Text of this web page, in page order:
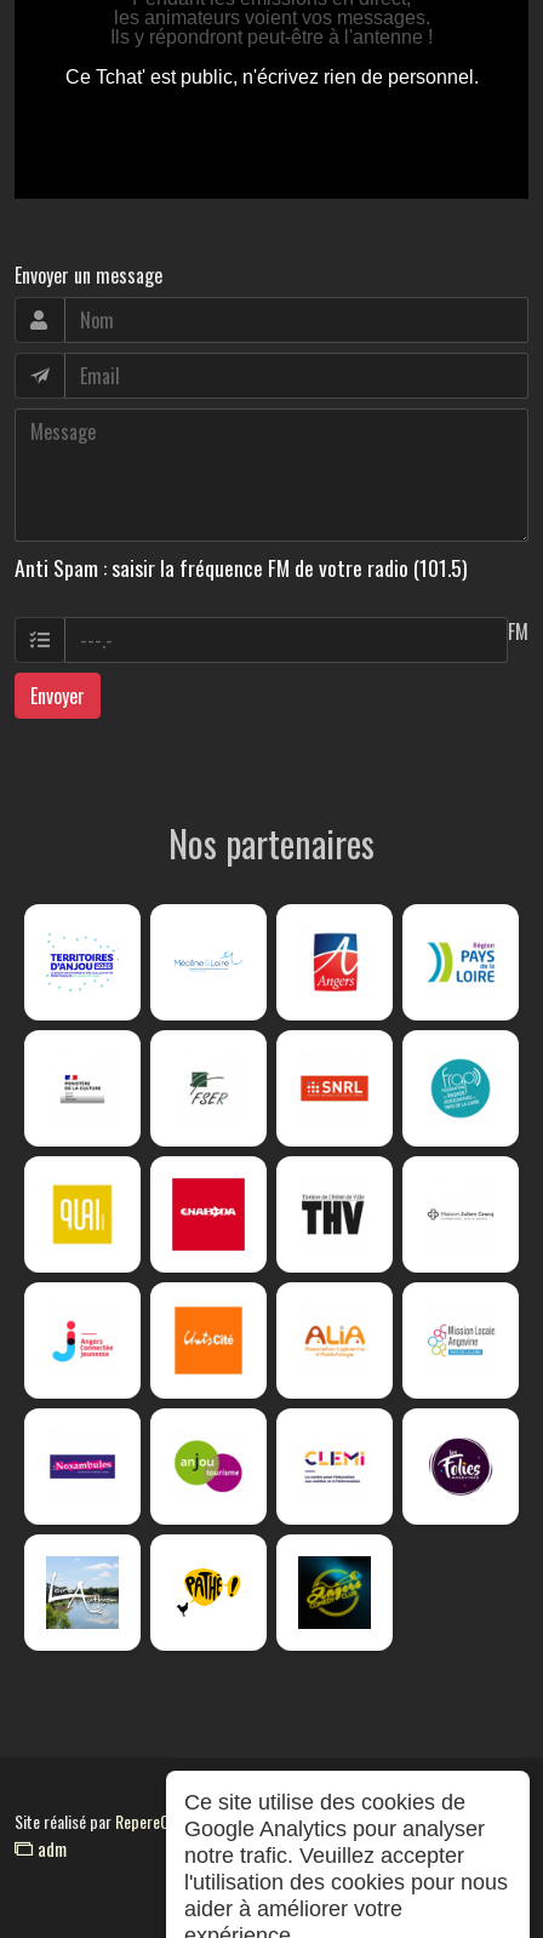
Envoyer un message
Anti Spam : saisir la fréquence FM de votre radio (101.5)
FM
Envoyer
Nos partenaires
Site réalisé parRepereCom
adm
Ce site utilise des cookies de
Google Analytics pour analyser
notre trafic. Veuillez accepter
l'utilisation des cookies pour nous
aider à améliorer votre